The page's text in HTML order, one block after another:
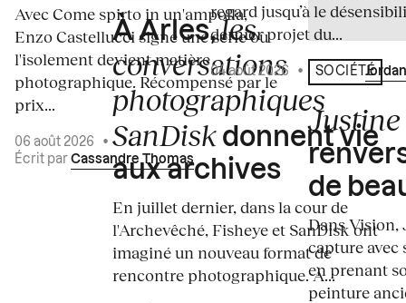
Avec Come spirto in un'ampolla,
Enzo Castellucci signe une série où
l'isolement devient matière
photographique. Récompensé par le
prix...
06 août 2026
•
Écrit par Cassandre Thomas
À Arles,les
conversations
photographiques
SanDisk donnent vie
aux archives
En juillet dernier, dans la cour de
l'Archevêché, Fisheye et SanDisk ont
imaginé un nouveau format de
rencontre photographique. À...
regard jusqu’à le
dernier projet du...
04 août 2026 • Écrit par
SOCIÉTÉ
de
Dans
capture avec
en prenant
peinture